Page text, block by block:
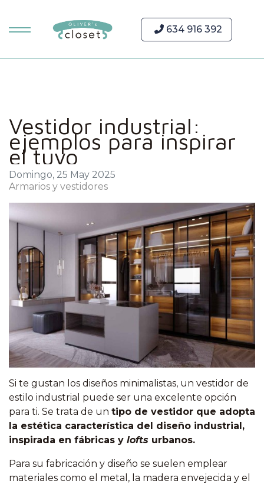
634 916 392
Vestidor industrial:
ejemplos para inspirar
el tuyo
Domingo, 25 May 2025
Armarios y vestidores
Si te gustan los diseños minimalistas, un vestidor de
estilo industrial puede ser una excelente opción
para ti. Se trata de un tipo de vestidor que adopta
la estética característica del diseño industrial,
inspirada en fábricas y lofts urbanos.
Para su fabricación y diseño se suelen emplear
materiales como el metal, la madera envejecida y el